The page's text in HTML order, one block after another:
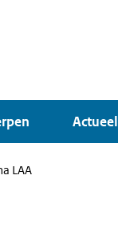
Actueel
LAA